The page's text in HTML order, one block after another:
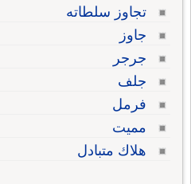
تجاوز سلطاته
جاوز
جرجر
جلف
فرمل
مميت
هلاك متبادل